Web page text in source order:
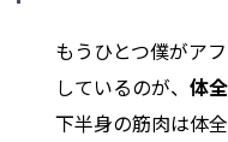
もうひとつ僕がア
しているのが、体
下半身の筋肉は体